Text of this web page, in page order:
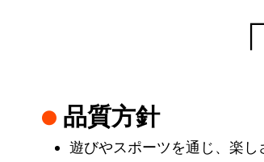
備・ 品質方針
遊びやスポーツを通じ、楽